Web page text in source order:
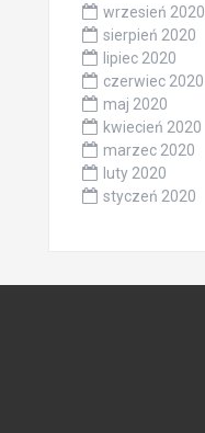
wrzesień 2020
sierpień 2020
lipiec 2020
czerwiec 2020
maj 2020
kwiecień 2020
marzec 2020
luty 2020
styczeń 2020